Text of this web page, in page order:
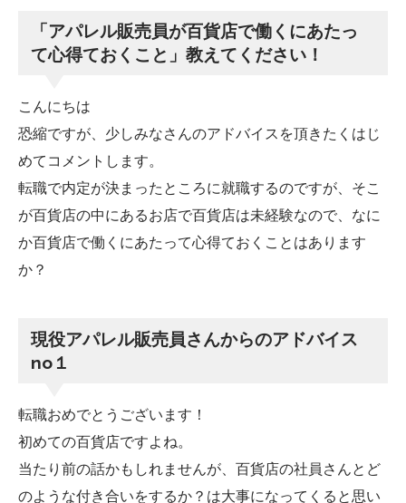
「アパレル販売員が百貨店で働くにあたっ
て心得ておくこと」教えてください！
こんにちは
恐縮ですが、少しみなさんのアドバイスを頂きたくはじ
めてコメントします。
転職で内定が決まったところに就職するのですが、そこ
が百貨店の中にあるお店で百貨店は未経験なので、なに
か百貨店で働くにあたって心得ておくことはあります
か？
現役アパレル販売員さんからのアドバイス
no１
転職おめでとうございます！
初めての百貨店ですよね。
当たり前の話かもしれませんが、百貨店の社員さんとど
のような付き合いをするか？は大事になってくると思い